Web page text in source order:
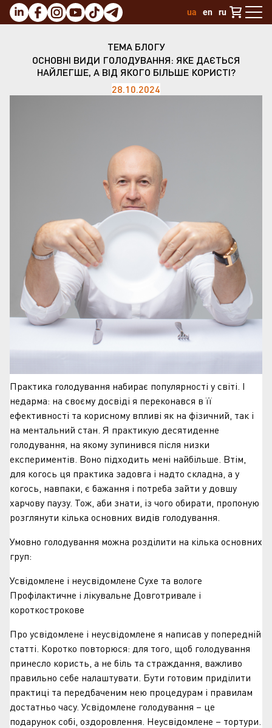
ua en ru
ТЕМА БЛОГУ
28.10.2024
ОСНОВНІ ВИДИ ГОЛОДУВАННЯ: ЯКЕ ДАЄТЬСЯ
НАЙЛЕГШЕ, А ВІД ЯКОГО БІЛЬШЕ КОРИСТІ?
Практика голодування набирає популярності у світі. І
недарма: на своєму досвіді я переконався в її
ефективності та корисному впливі як на фізичний, так і
на ментальний стан. Я практикую десятиденне
голодування, на якому зупинився після низки
експериментів. Воно підходить мені найбільше. Втім,
для когось ця практика задовга і надто складна, а у
когось, навпаки, є бажання і потреба зайти у довшу
харчову паузу. Тож, аби знати, із чого обирати, пропоную
розглянути кілька основних видів голодування.
Умовно голодування можна розділити на кілька основних
груп:
Усвідомлене і неусвідомлене Сухе та вологе
Профілактичне і лікувальне Довготривале і
короткострокове
Про усвідомлене і неусвідомлене я написав у попередній
статті. Коротко повторюся: для того, щоб голодування
принесло користь, а не біль та страждання, важливо
правильно себе налаштувати. Бути готовим приділити
практиці та передбаченим нею процедурам і правилам
достатньо часу. Усвідомлене голодування – це
подарунок собі, оздоровлення. Неусвідомлене – тортури.